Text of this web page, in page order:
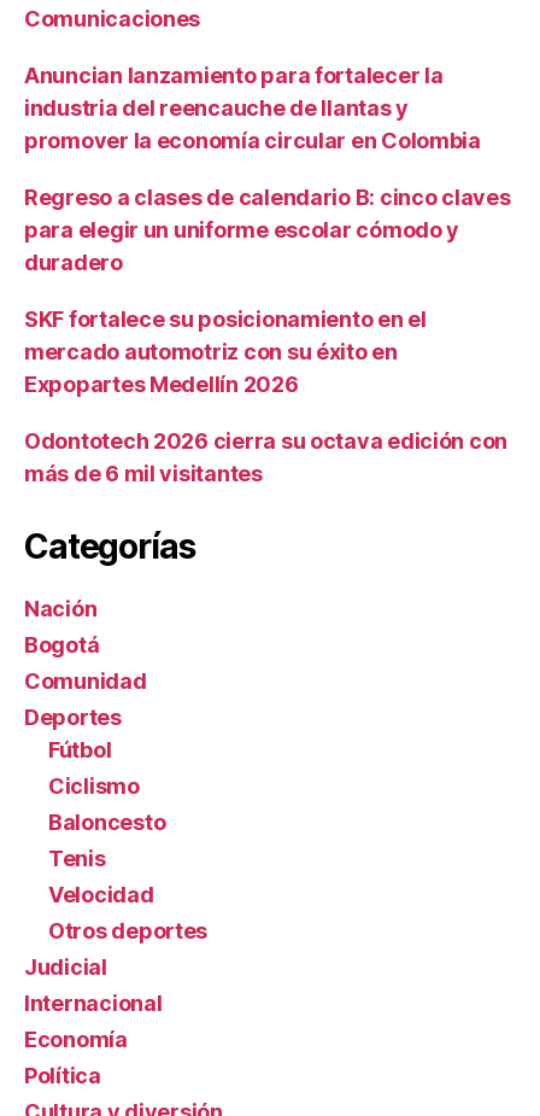
Comunicaciones
Anuncian lanzamiento para fortalecer la
industria del reencauche de llantas y
promover la economía circular en Colombia
Regreso a clases de calendario B: cinco claves
para elegir un uniforme escolar cómodo y
duradero
SKF fortalece su posicionamiento en el
mercado automotriz con su éxito en
Expopartes Medellín 2026
Odontotech 2026 cierra su octava edición con
más de 6 mil visitantes
Categorías
Nación
Bogotá
Comunidad
Deportes
Fútbol
Ciclismo
Baloncesto
Tenis
Velocidad
Otros deportes
Judicial
Internacional
Economía
Política